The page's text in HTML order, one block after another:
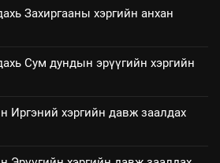
Архангай аймаг дахь салбар
ажиллагааны жилийн
салбар зөвлөл” аяны хүрээнд
Захиргааны хэргийн анхан
Сум дундын эрүүгийн хэргийн
Иргэний хэргийн давж заалдах